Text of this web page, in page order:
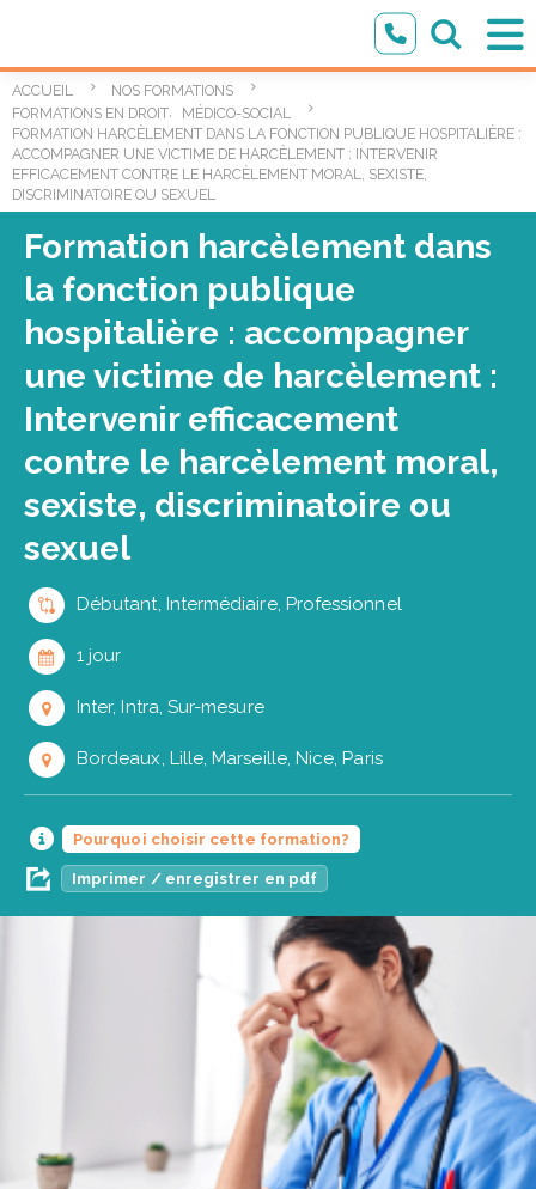
ACCUEIL
NOS FORMATIONS
FORMATIONS EN DROIT,
MÉDICO-SOCIAL
FORMATION HARCÈLEMENT DANS LA FONCTION PUBLIQUE HOSPITALIÈRE :
ACCOMPAGNER UNE VICTIME DE HARCÈLEMENT : INTERVENIR
EFFICACEMENT CONTRE LE HARCÈLEMENT MORAL, SEXISTE,
DISCRIMINATOIRE OU SEXUEL
Formation harcèlement dans
la fonction publique
hospitalière : accompagner
une victime de harcèlement :
Intervenir efficacement
contre le harcèlement moral,
sexiste, discriminatoire ou
sexuel
Débutant, Intermédiaire, Professionnel
1 jour
Inter, Intra, Sur-mesure
Bordeaux, Lille, Marseille, Nice, Paris
Pourquoi choisir cette formation?
Imprimer / enregistrer en pdf